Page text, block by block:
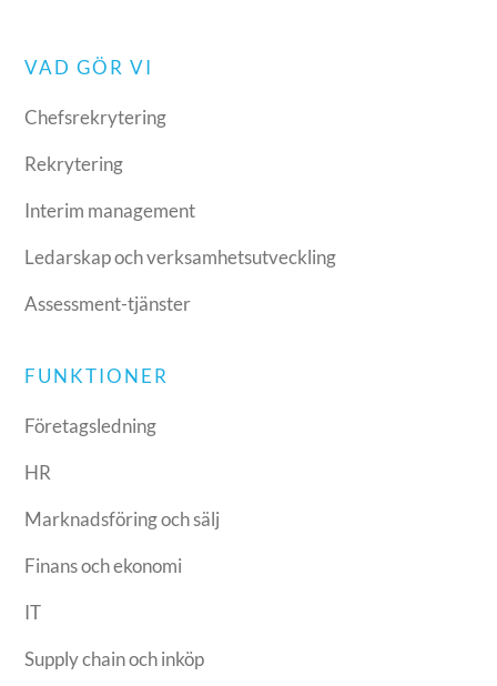
VAD GÖR VI
Chefsrekrytering
Rekrytering
Interim management
Ledarskap och verksamhetsutveckling
Assessment-tjänster
FUNKTIONER
Företagsledning
HR
Marknadsföring och sälj
Finans och ekonomi
IT
Supply chain och inköp